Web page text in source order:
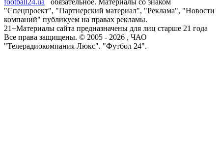
football24.ua
обязательное. Материалы со знаком
"Спецпроект", "Партнерский материал", "Реклама", "Новости
компаний" публикуем на правах рекламы.
21+Материалы сайта предназначены для лиц старше 21 года
Все права защищены. © 2005 - 2026 , ЧАО
"Телерадиокомпания Люкс". "Футбол 24".